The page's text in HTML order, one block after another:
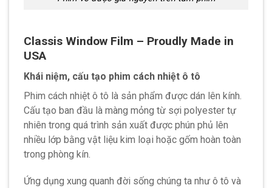
Classis Window Film – Proudly Made in
USA
Khái niệm, cấu tạo phim cách nhiệt ô tô
Phim cách nhiệt ô tô là sản phẩm được dán lên kính.
Cấu tạo ban đầu là màng mỏng từ sợi polyester tự
nhiên trong quá trình sản xuất được phún phủ lên
nhiều lớp bằng vật liệu kim loại hoặc gốm hoàn toàn
trong phòng kín.
Ứng dụng xung quanh đời sống chúng ta như ô tô và